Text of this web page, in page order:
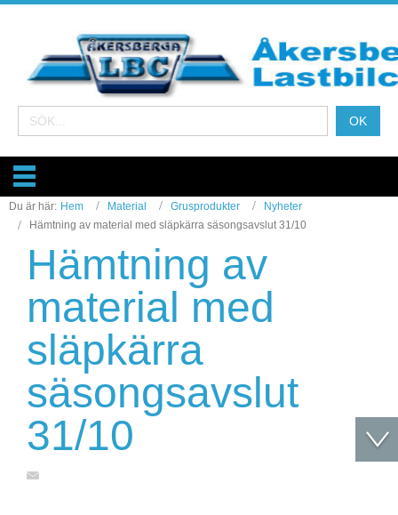
Du är här: Hem Material Grusprodukter
Nyheter
Hämtning av material med släpkärra säsongsavslut 31/10
Hämtning av
material med
släpkärra
säsongsavslut
31/10